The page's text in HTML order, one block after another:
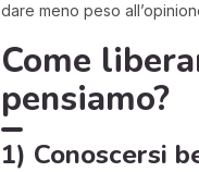
dare meno peso
Come
pensiamo?
1) Conoscersi